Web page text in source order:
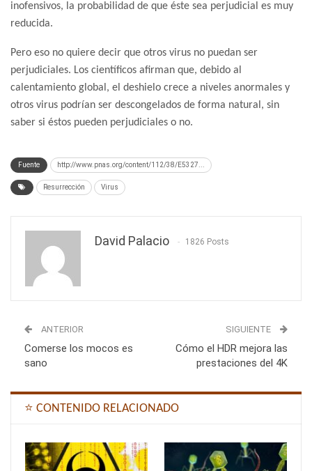
inofensivos, la probabilidad de que éste sea perjudicial es muy
reducida.
Pero eso no quiere decir que otros virus no puedan ser
perjudiciales. Los científicos afirman que, debido al
calentamiento global, el deshielo crece a niveles anormales y
otros virus podrían ser descongelados de forma natural, sin
saber si éstos pueden perjudiciales o no.
Fuente http://www.pnas.org/content/112/38/E5327...
Resurrección Virus
David Palacio 1826 Posts
ANTERIOR
Comerse los mocos es
sano
SIGUIENTE
Cómo el HDR mejora las
prestaciones del 4K
⭐ CONTENIDO RELACIONADO